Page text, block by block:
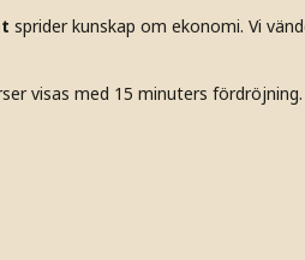
sprider kunskap om ekonomi. Vi
visas med 15 minuters fördröjning.